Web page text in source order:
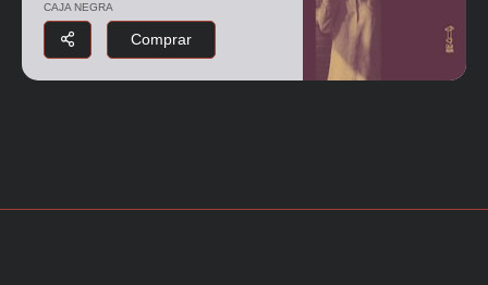
CAJA NEGRA
Comprar